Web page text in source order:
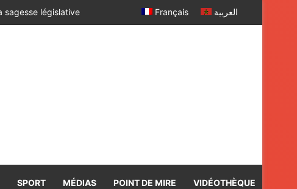
Français العربية
SPORT MÉDIAS POINT DE MIRE VIDÉOTHÈQUE